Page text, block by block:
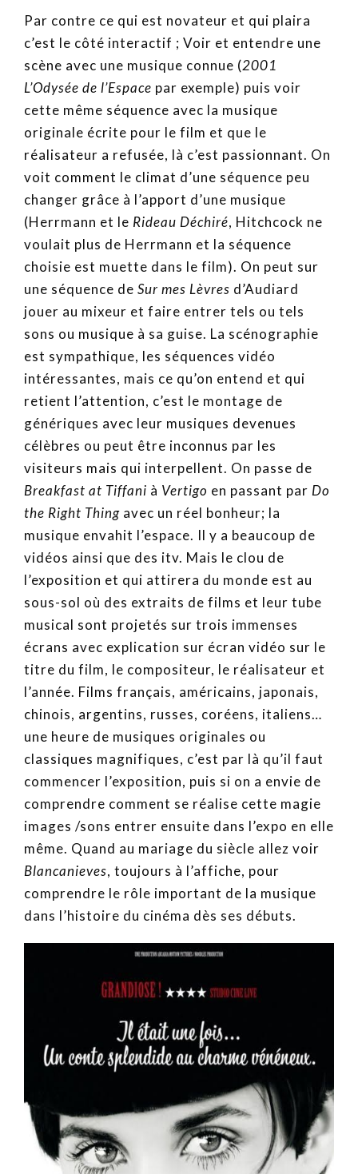
Par contre ce qui est novateur et qui plaira
c’est le côté interactif ; Voir et entendre une
scène avec une musique connue (2001
L’Odysée de l’Espace par exemple) puis voir
cette même séquence avec la musique
originale écrite pour le film et que le
réalisateur a refusée, là c’est passionnant. On
voit comment le climat d’une séquence peu
changer grâce à l’apport d’une musique
(Herrmann et le Rideau Déchiré, Hitchcock ne
voulait plus de Herrmann et la séquence
choisie est muette dans le film). On peut sur
une séquence de Sur mes Lèvres d’Audiard
jouer au mixeur et faire entrer tels ou tels
sons ou musique à sa guise. La scénographie
est sympathique, les séquences vidéo
intéressantes, mais ce qu’on entend et qui
retient l’attention, c’est le montage de
génériques avec leur musiques devenues
célèbres ou peut être inconnus par les
visiteurs mais qui interpellent. On passe de
Breakfast at Tiffani à Vertigo en passant par Do
the Right Thing avec un réel bonheur; la
musique envahit l’espace. Il y a beaucoup de
vidéos ainsi que des itv. Mais le clou de
l’exposition et qui attirera du monde est au
sous-sol où des extraits de films et leur tube
musical sont projetés sur trois immenses
écrans avec explication sur écran vidéo sur le
titre du film, le compositeur, le réalisateur et
l’année. Films français, américains, japonais,
chinois, argentins, russes, coréens, italiens…
une heure de musiques originales ou
classiques magnifiques, c’est par là qu’il faut
commencer l’exposition, puis si on a envie de
comprendre comment se réalise cette magie
images /sons entrer ensuite dans l’expo en elle
même. Quand au mariage du siècle allez voir
Blancanieves, toujours à l’affiche, pour
comprendre le rôle important de la musique
dans l’histoire du cinéma dès ses débuts.